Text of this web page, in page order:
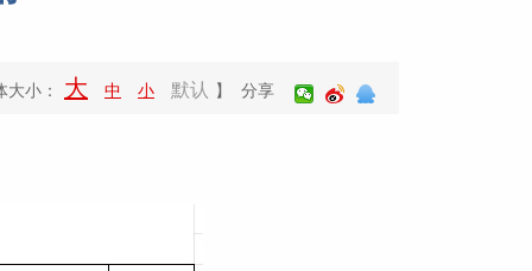
大小： 大 中 小 默认 】 分享